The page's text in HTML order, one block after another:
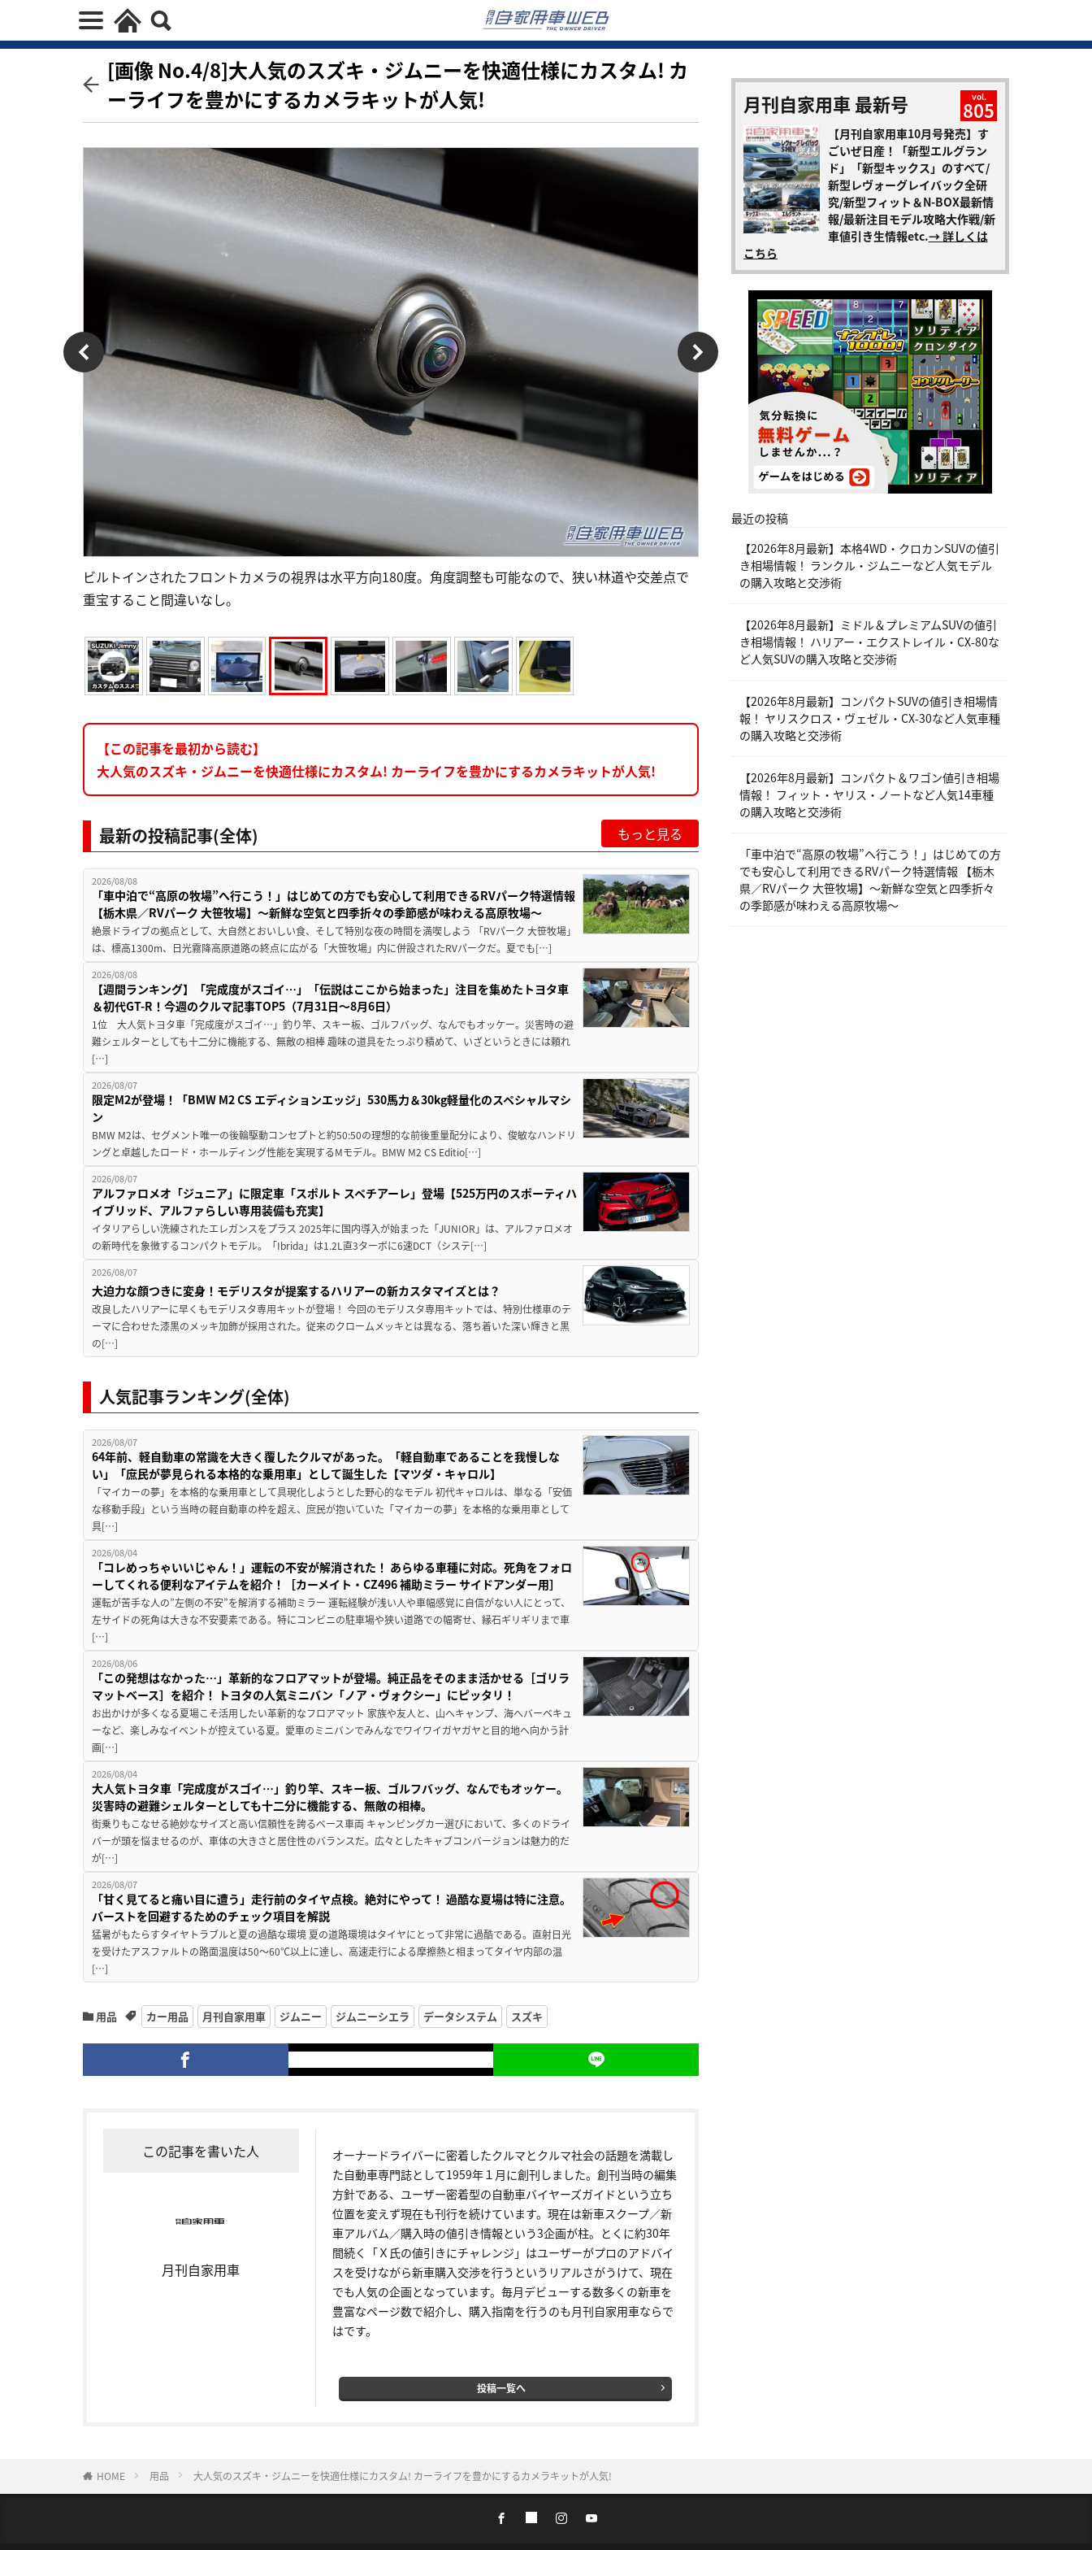
[画像 No.4/8]大人気のスズキ・ジムニーを快適仕様にカスタム! カ
ーライフを豊かにするカメラキットが人気!
ビルトインされたフロントカメラの視界は水平方向180度。角度調整も可能なので、狭い林道や交差点で
重宝すること間違いなし。
【この記事を最初から読む】
大人気のスズキ・ジムニーを快適仕様にカスタム! カーライフを豊かにするカメラキットが人気!
最新の投稿記事(全体) もっと見る
2026/08/08
「車中泊で“高原の牧場”へ行こう！」はじめての方でも安心して利用できるRVパーク特選情報
【栃木県／RVパーク 大笹牧場】～新鮮な空気と四季折々の季節感が味わえる高原牧場～
絶景ドライブの拠点として、大自然とおいしい食、そして特別な夜の時間を満喫しよう 「RVパーク 大笹牧場」
は、標高1300m、日光霧降高原道路の終点に広がる「大笹牧場」内に併設されたRVパークだ。夏でも[…]
2026/08/08
【週間ランキング】「完成度がスゴイ…」「伝説はここから始まった」注目を集めたトヨタ車
＆初代GT-R！今週のクルマ記事TOP5（7月31日〜8月6日）
1位 大人気トヨタ車「完成度がスゴイ…」釣り竿、スキー板、ゴルフバッグ、なんでもオッケー。災害時の避
難シェルターとしても十二分に機能する、無敵の相棒 趣味の道具をたっぷり積めて、いざというときには頼れ
[…]
2026/08/07
限定M2が登場！「BMW M2 CS エディションエッジ」530馬力＆30kg軽量化のスペシャルマシ
ン
BMW M2は、セグメント唯一の後輪駆動コンセプトと約50:50の理想的な前後重量配分により、俊敏なハンドリ
ングと卓越したロード・ホールディング性能を実現するMモデル。BMW M2 CS Editio[…]
2026/08/07
アルファロメオ「ジュニア」に限定車「スポルト スペチアーレ」登場【525万円のスポーティハ
イブリッド、アルファらしい専用装備も充実】
イタリアらしい洗練されたエレガンスをプラス 2025年に国内導入が始まった「JUNIOR」は、アルファロメオ
の新時代を象徴するコンパクトモデル。「Ibrida」は1.2L直3ターボに6速DCT（システ[…]
2026/08/07
大迫力な顔つきに変身！モデリスタが提案するハリアーの新カスタマイズとは？
改良したハリアーに早くもモデリスタ専用キットが登場！ 今回のモデリスタ専用キットでは、特別仕様車のテ
ーマに合わせた漆黒のメッキ加飾が採用された。従来のクロームメッキとは異なる、落ち着いた深い輝きと黒
の[…]
人気記事ランキング(全体)
2026/08/07
64年前、軽自動車の常識を大きく覆したクルマがあった。「軽自動車であることを我慢しな
い」「庶民が夢見られる本格的な乗用車」として誕生した【マツダ・キャロル】
「マイカーの夢」を本格的な乗用車として具現化しようとした野心的なモデル 初代キャロルは、単なる「安価
な移動手段」という当時の軽自動車の枠を超え、庶民が抱いていた「マイカーの夢」を本格的な乗用車として
具[…]
2026/08/04
「コレめっちゃいいじゃん！」運転の不安が解消された！ あらゆる車種に対応。死角をフォロ
ーしてくれる便利なアイテムを紹介！［カーメイト・CZ496 補助ミラー サイドアンダー用］
運転が苦手な人の”左側の不安”を解消する補助ミラー 運転経験が浅い人や車幅感覚に自信がない人にとって、
左サイドの死角は大きな不安要素である。特にコンビニの駐車場や狭い道路での幅寄せ、縁石ギリギリまで車
[…]
2026/08/06
「この発想はなかった…」革新的なフロアマットが登場。純正品をそのまま活かせる［ゴリラ
マットベース］を紹介！ トヨタの人気ミニバン「ノア・ヴォクシー」にピッタリ！
お出かけが多くなる夏場こそ活用したい革新的なフロアマット 家族や友人と、山へキャンプ、海へバーベキュ
ーなど、楽しみなイベントが控えている夏。愛車のミニバンでみんなでワイワイガヤガヤと目的地へ向かう計
画[…]
2026/08/04
大人気トヨタ車「完成度がスゴイ…」釣り竿、スキー板、ゴルフバッグ、なんでもオッケー。
災害時の避難シェルターとしても十二分に機能する、無敵の相棒。
街乗りもこなせる絶妙なサイズと高い信頼性を誇るベース車両 キャンピングカー選びにおいて、多くのドライ
バーが頭を悩ませるのが、車体の大きさと居住性のバランスだ。広々としたキャブコンバージョンは魅力的だ
が[…]
2026/08/07
「甘く見てると痛い目に遭う」走行前のタイヤ点検。絶対にやって！ 過酷な夏場は特に注意。
バーストを回避するためのチェック項目を解説
猛暑がもたらすタイヤトラブルと夏の過酷な環境 夏の道路環境はタイヤにとって非常に過酷である。直射日光
を受けたアスファルトの路面温度は50〜60℃以上に達し、高速走行による摩擦熱と相まってタイヤ内部の温
[…]
用品 カー用品 月刊自家用車 ジムニー ジムニーシエラ データシステム スズキ
この記事を書いた人
月刊自家用車
オーナードライバーに密着したクルマとクルマ社会の話題を満載し
た自動車専門誌として1959年１月に創刊しました。創刊当時の編集
方針である、ユーザー密着型の自動車バイヤーズガイドという立ち
位置を変えず現在も刊行を続けています。現在は新車スクープ／新
車アルバム／購入時の値引き情報という3企画が柱。とくに約30年
間続く「Ｘ氏の値引きにチャレンジ」はユーザーがプロのアドバイ
スを受けながら新車購入交渉を行うというリアルさがうけて、現在
でも人気の企画となっています。毎月デビューする数多くの新車を
豊富なページ数で紹介し、購入指南を行うのも月刊自家用車ならで
はです。
投稿一覧へ
月刊自家用車 最新号 vol.
805
【月刊自家用車10月号発売】す
ごいぜ日産！「新型エルグラン
ド」「新型キックス」のすべて/
新型レヴォーグレイバック全研
究/新型フィット＆N-BOX最新情
報/最新注目モデル攻略大作戦/新
車値引き生情報etc.→ 詳しくは
こちら
最近の投稿
【2026年8月最新】本格4WD・クロカンSUVの値引
き相場情報！ ランクル・ジムニーなど人気モデル
の購入攻略と交渉術
【2026年8月最新】ミドル＆プレミアムSUVの値引
き相場情報！ ハリアー・エクストレイル・CX-80な
ど人気SUVの購入攻略と交渉術
【2026年8月最新】コンパクトSUVの値引き相場情
報！ ヤリスクロス・ヴェゼル・CX-30など人気車種
の購入攻略と交渉術
【2026年8月最新】コンパクト＆ワゴン値引き相場
情報！ フィット・ヤリス・ノートなど人気14車種
の購入攻略と交渉術
「車中泊で“高原の牧場”へ行こう！」はじめての方
でも安心して利用できるRVパーク特選情報 【栃木
県／RVパーク 大笹牧場】～新鮮な空気と四季折々
の季節感が味わえる高原牧場～
HOME 用品 大人気のスズキ・ジムニーを快適仕様にカスタム! カーライフを豊かにするカメラキットが人気!